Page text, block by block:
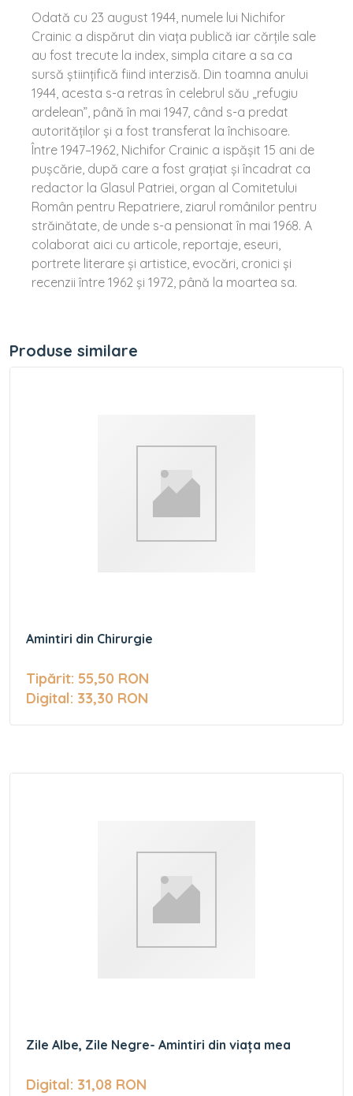
Odată cu 23 august 1944, numele lui Nichifor
Crainic a dispărut din viața publică iar cărțile sale
au fost trecute la index, simpla citare a sa ca
sursă științifică fiind interzisă. Din toamna anului
1944, acesta s-a retras în celebrul său „refugiu
ardelean”, până în mai 1947, când s-a predat
autorităților și a fost transferat la închisoare.
Între 1947–1962, Nichifor Crainic a ispășit 15 ani de
pușcărie, după care a fost grațiat și încadrat ca
redactor la Glasul Patriei, organ al Comitetului
Român pentru Repatriere, ziarul românilor pentru
străinătate, de unde s-a pensionat în mai 1968. A
colaborat aici cu articole, reportaje, eseuri,
portrete literare și artistice, evocări, cronici și
recenzii între 1962 și 1972, până la moartea sa.
Produse similare
Amintiri din Chirurgie
Tipărit: 55,50 RON
Digital: 33,30 RON
Zile Albe, Zile Negre- Amintiri din viața mea
Digital: 31,08 RON